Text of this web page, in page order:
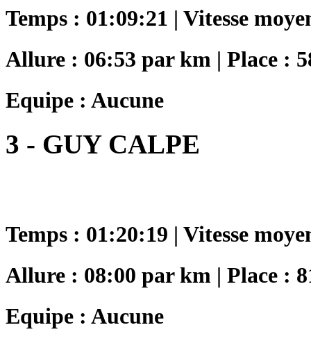
Temps : 01:09:21 | Vitesse
Allure : 06:53 par km | Place :
Equipe : Aucune
3 - GUY CALPE
Temps : 01:20:19 | Vitesse
Allure : 08:00 par km | Place :
Equipe : Aucune